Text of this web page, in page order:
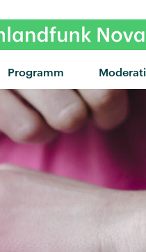
Programm
"Shake It Out" von